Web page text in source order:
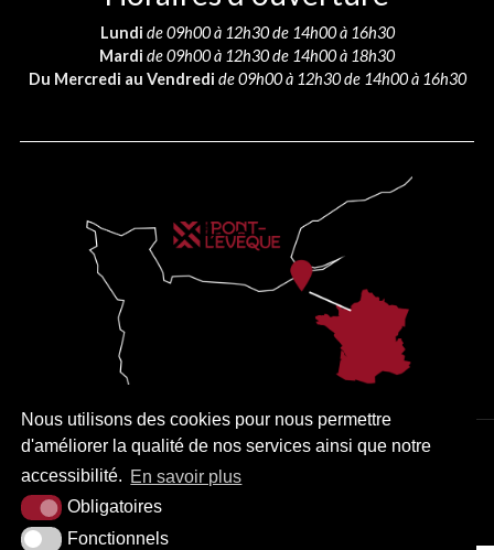
Nous utilisons des cookies pour nous permettre
d'améliorer la qualité de nos services ainsi que notre
accessibilité. En savoir plus
Obligatoires
Fonctionnels
Lundi de 09h00 à 12h30 de 14h00 à 16h30
Mardi de 09h00 à 12h30 de 14h00 à 18h30
Du Mercredi au Vendredi de 09h00 à 12h30 de 14h00 à 16h30
PLAN DU SITE MENTIONS LÉGALES ACCESSIBILITÉ